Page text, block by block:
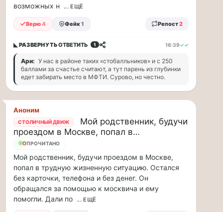
в
регионах
коммунальщики
свой
способ
решать
Я
считаю,
что
тепрь
нам
должны
заправщики
чаевые…
возможных н
... ЕЩЁ
Верю4 Фейк1 Репост2
◣ РАЗВЕРНУТЬОТВЕТИТЬ 1 16:39✓✓
Ари: У нас в районе таких «стобалльников» и с 250
баллами за счастье считают, а тут парень из глубинки
едет забирать место в МФТИ. Сурово, но честно.
Аноним
СТОЛИЧНЫЙ ДВИЖ
Мой родственник, будучи
проездом в Москве, попал в…
5ПРОЧИТАНО
Мой родственник, будучи проездом в Москве,
попал в трудную жизненную ситуацию. Остался
без карточки, телефона и без денег. Он
обращался за помощью к москвича и ему
помогли. Дали по
... ЕЩЁ